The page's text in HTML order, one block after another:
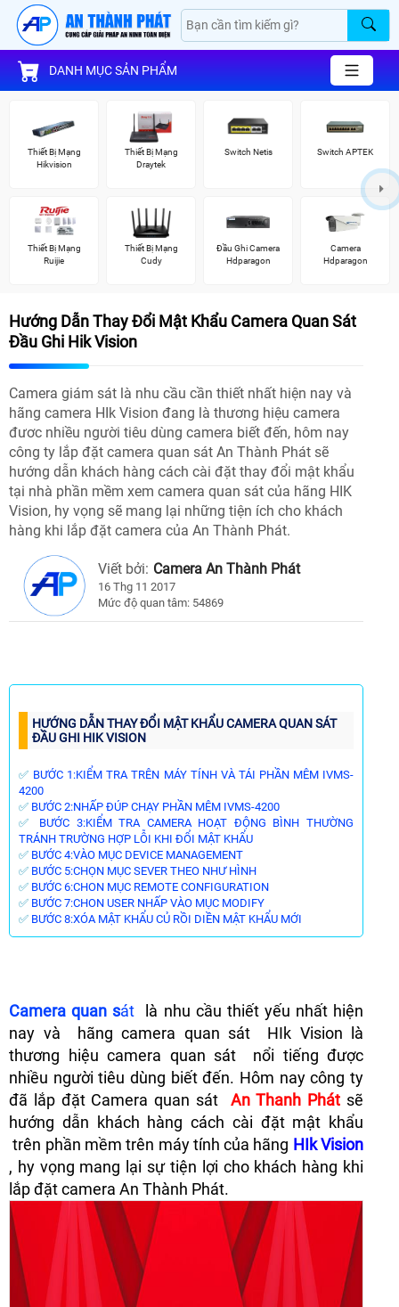
DANH MỤC SẢN PHẨM
Thiết Bị Mạng
Hikvision
Thiết Bị Mạng
Draytek
Switch Netis Switch APTEK
Thiết Bị Mạng
Ruijie
Thiết Bị Mạng
Cudy
Đầu Ghi Camera
Hdparagon
Camera
Hdparagon
Hướng Dẫn Thay Đổi Mật Khẩu Camera Quan Sát
Đầu Ghi Hik Vision
Camera giám sát là nhu cầu cần thiết nhất hiện nay và
hãng camera HIk Vision đang là thương hiệu camera
đươc nhiều người tiêu dùng camera biết đến, hôm nay
công ty lắp đặt camera quan sát An Thành Phát sẽ
hướng dẫn khách hàng cách cài đặt thay đổi mật khẩu
tại nhà phần mềm xem camera quan sát của hãng HIK
Vision, hy vọng sẽ mang lại những tiện ích cho khách
hàng khi lắp đặt camera của An Thành Phát.
Viết bởi: Camera An Thành Phát
16 Thg 11 2017
Mức độ quan tâm: 54869
HƯỚNG DẪN THAY ĐỔI MẬT KHẨU CAMERA QUAN SÁT
ĐẦU GHI HIK VISION
✅ BƯỚC 1:KIỂM TRA TRÊN MÁY TÍNH VÀ TÁI PHẦN MÊM IVMS-
4200
✅ BƯỚC 2:NHẤP ĐÚP CHẠY PHẦN MÊM IVMS-4200
✅ BƯỚC 3:KIỂM TRA CAMERA HOẠT ĐỘNG BÌNH THƯỜNG
TRÁNH TRƯỜNG HỢP LỖI KHI ĐỔI MẬT KHẨU
✅ BƯỚC 4:VÀO MỤC DEVICE MANAGEMENT
✅ BƯỚC 5:CHỌN MỤC SEVER THEO NHƯ HÌNH
✅ BƯỚC 6:CHON MỤC REMOTE CONFIGURATION
✅ BƯỚC 7:CHON USER NHẤP VÀO MỤC MODIFY
✅ BƯỚC 8:XÓA MẬT KHẨU CỦ RỒI DIỀN MẬT KHẨU MỚI
Camera quan sát
là nhu cầu thiết yếu nhất hiện
nay và hãng camera quan sát HIk Vision là
thương hiệu camera quan sát nổi tiếng được
nhiều người tiêu dùng biết đến. Hôm nay công ty
đã lắp đặt Camera quan sát
An Thanh Phát sẽ
hướng dẫn khách hàng cách cài đặt mật khẩu
trên phần mềm trên máy tính của hãng HIk Vision
, hy vọng mang lại sự tiện lợi cho khách hàng khi
lắp đặt camera An Thành Phát.